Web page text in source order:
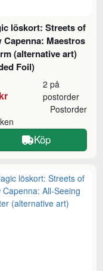
löskort: Streets of
Capenna: Maestros
(alternative art)
Foil)
2 på
postorder
Postorder
Köp